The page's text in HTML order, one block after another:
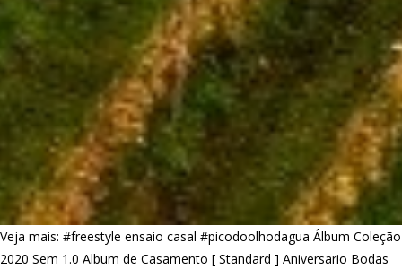
Veja mais: #freestyle ensaio casal #picodoolhodagua Álbum Coleção
2020 Sem 1.0 Album de Casamento [ Standard ] Aniversario Bodas